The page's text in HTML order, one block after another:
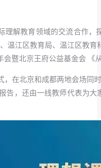
理解教育领域的交流合作
温江区教育局、温江区教
暨北京王府公益基金会 《
，在北京和成都两地会场
告，还由一线教师代表为